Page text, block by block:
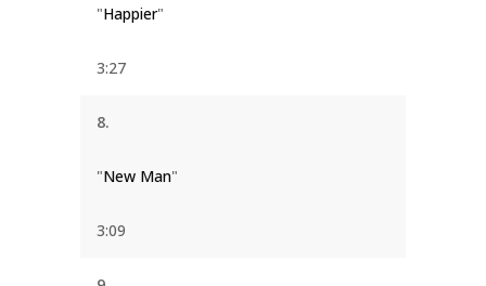
"Happier"
3:27
8.
"New Man"
3:09